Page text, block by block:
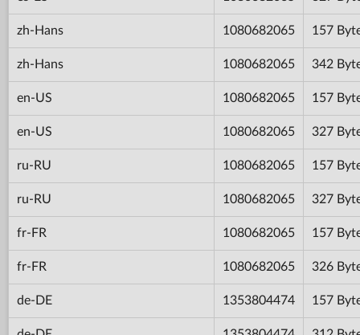
zh-Hans 1080682065 157
zh-Hans 1080682065 342
en-US 1080682065 157
en-US 1080682065 327
ru-RU 1080682065 157
ru-RU 1080682065 327
fr-FR 1080682065 157
fr-FR 1080682065 326
de-DE 1353804474 157